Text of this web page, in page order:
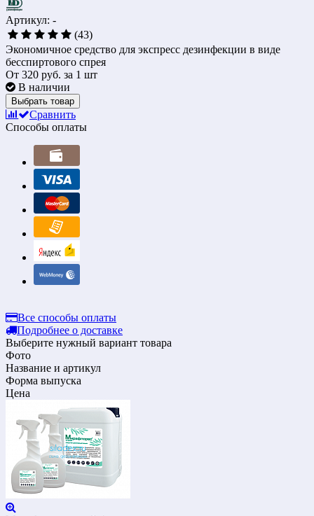
Артикул: -
(43)
Экономичное средство для экспресс дезинфекции в виде
бесспиртового спрея
От 320 руб. за 1 шт
В наличии
Выбрать товар
Сравнить
Способы оплаты
Все способы оплаты
Подробнее о доставке
Выберите нужный вариант товара
Фото
Название и артикул
Форма выпуска
Цена